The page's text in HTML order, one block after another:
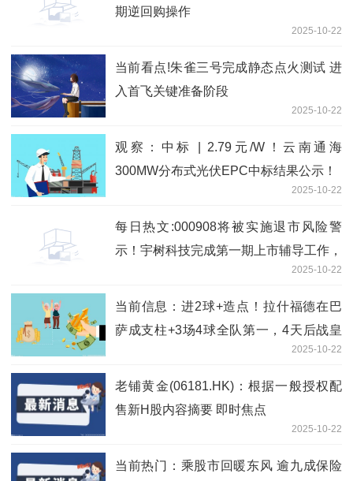
期逆回购操作
2025-10-22
当前看点!朱雀三号完成静态点火测试 进
入首飞关键准备阶段
2025-10-22
观察：中标 | 2.79元/W！云南通海
300MW分布式光伏EPC中标结果公示！
2025-10-22
每日热文:000908将被实施退市风险警
示！宇树科技完成第一期上市辅导工作，
2025-10-22
当前信息：进2球+造点！拉什福德在巴
萨成支柱+3场4球全队第一，4天后战皇
2025-10-22
老铺黄金(06181.HK)：根据一般授权配
售新H股内容摘要 即时焦点
2025-10-22
当前热门：乘股市回暖东风 逾九成保险